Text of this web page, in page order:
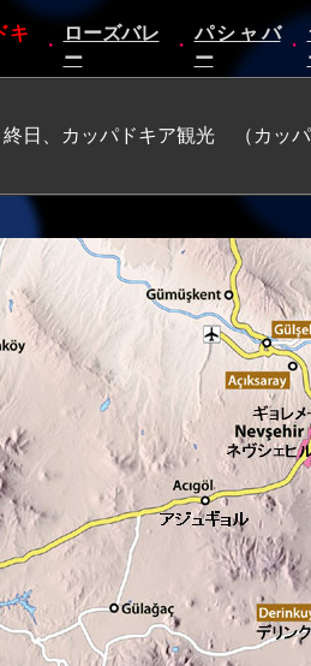
キ
・
ローズバレ
ー
・
パシャバ
ー
・
終日、カッパドキア観光 （カッ